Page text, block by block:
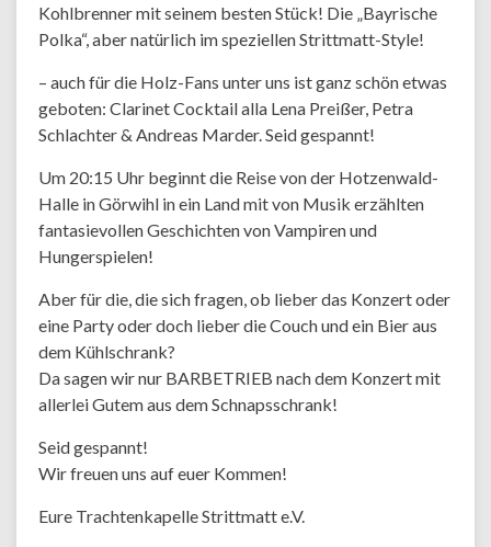
Kohlbrenner mit seinem besten Stück! Die „Bayrische
Polka“, aber natürlich im speziellen Strittmatt-Style!
– auch für die Holz-Fans unter uns ist ganz schön etwas
geboten: Clarinet Cocktail alla Lena Preißer, Petra
Schlachter & Andreas Marder. Seid gespannt!
Um 20:15 Uhr beginnt die Reise von der Hotzenwald-
Halle in Görwihl in ein Land mit von Musik erzählten
fantasievollen Geschichten von Vampiren und
Hungerspielen!
Aber für die, die sich fragen, ob lieber das Konzert oder
eine Party oder doch lieber die Couch und ein Bier aus
dem Kühlschrank?
Da sagen wir nur BARBETRIEB nach dem Konzert mit
allerlei Gutem aus dem Schnapsschrank!
Seid gespannt!
Wir freuen uns auf euer Kommen!
Eure Trachtenkapelle Strittmatt e.V.